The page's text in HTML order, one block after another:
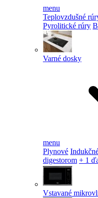
menu
Teplovzdušné
Pyrolitické rúry
Varné dosky
menu
Plynové
digestorom + 1
Vstavané